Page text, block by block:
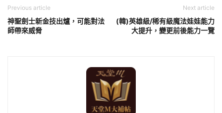
Previous article
神聖劍士新金技出爐，可能對法
師帶來威脅
Next article
(韓)英雄級/稀有級魔法娃娃能力
大提升，變更前後能力一覽